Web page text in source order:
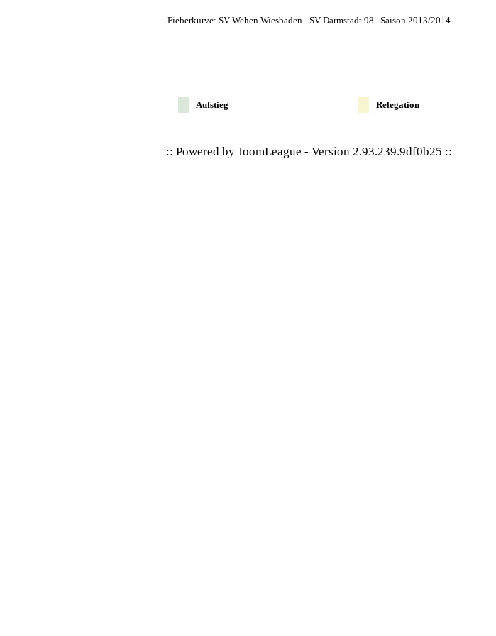
Fieberkurve: SV Wehen Wiesbaden - SV Darmstadt 98 | Saison 2013/2014
Aufstieg Relegation
:: Powered by JoomLeague - Version 2.93.239.9df0b25 ::